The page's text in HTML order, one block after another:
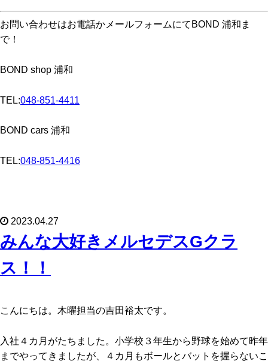
お問い合わせはお電話かメールフォームにてBOND 浦和ま
で！
BOND shop 浦和
TEL:048-851-4411
BOND cars 浦和
TEL:048-851-4416
2023.04.27
みんな大好きメルセデスGクラ
ス！！
こんにちは。木曜担当の吉田裕太です。
入社４カ月がたちました。小学校３年生から野球を始めて昨年
までやってきましたが、４カ月もボールとバットを握らないこ